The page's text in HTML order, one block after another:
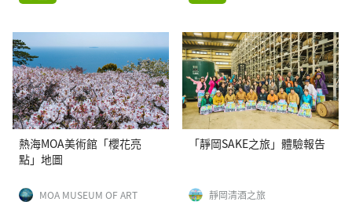
熱海MOA美術館「櫻花亮
點」地圖
MOA MUSEUM OF ART
「靜岡SAKE之旅」體驗報告
靜岡清酒之旅